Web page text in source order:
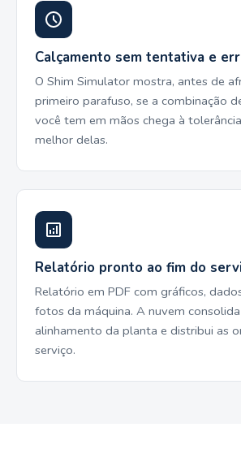
Calçamento sem tentativa e
O Shim Simulator mostra, antes de
primeiro parafuso, se a combinação
você tem em mãos chega à
melhor delas.
Relatório pronto ao fim do
Relatório em PDF com gráficos,
fotos da máquina. A nuvem
alinhamento da planta e distribui as
serviço.